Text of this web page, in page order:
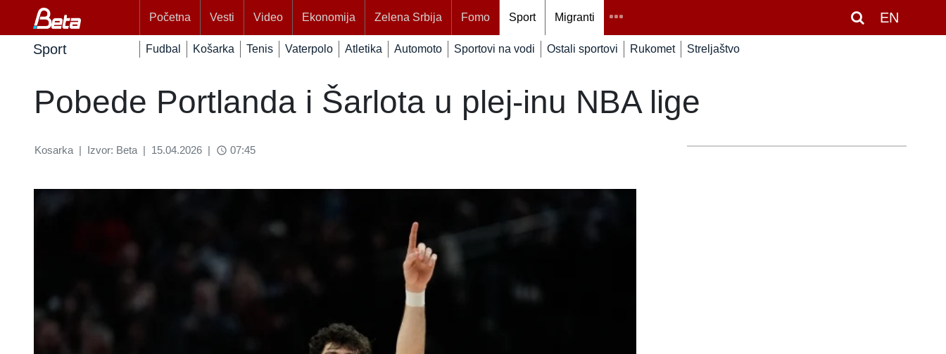
EN
Početna Vesti Video Ekonomija Zelena Srbija Fomo Sport Migranti
Sport Fudbal Košarka Tenis Vaterpolo Atletika Automoto Sportovi na vodi Ostali sportovi Rukomet Streljaštvo
Pobede Portlanda i Šarlota u plej-inu NBA lige
Kosarka | Izvor: Beta | 15.04.2026 | access_time 07:45